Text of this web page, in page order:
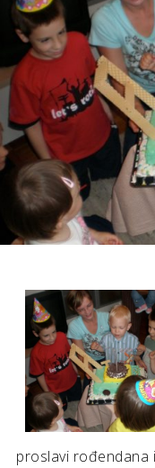
proslavi rođendana